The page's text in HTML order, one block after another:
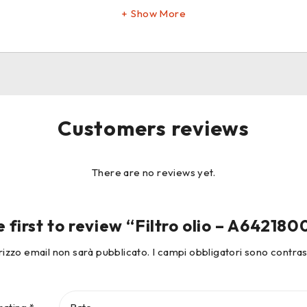
Show More
Customers reviews
There are no reviews yet.
first to review “Filtro olio –
email non sarà pubblicato. I campi obbligatori sono